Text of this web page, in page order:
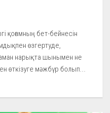
қоғамның бет-бейнесін
өзгертуде,
нарықта шынымен не
өткізуге мәжбүр болып...